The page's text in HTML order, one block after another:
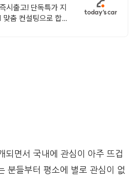
시출고! 단독특가 지
춤 컨설팅으로 합리
되면서 국내에 관심이 아주 뜨겁
분들부터 평소에 별로 관심이 없